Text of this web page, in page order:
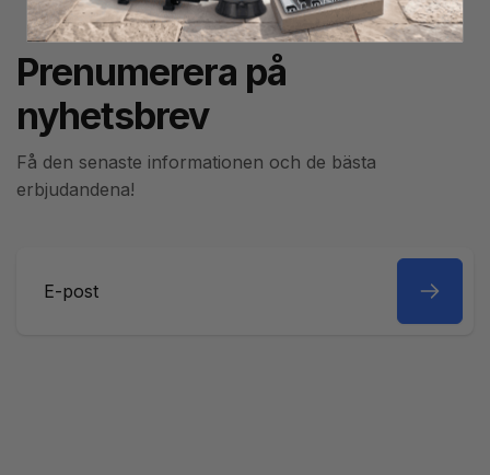
Prenumerera på
nyhetsbrev
Få den senaste informationen och de bästa
erbjudandena!